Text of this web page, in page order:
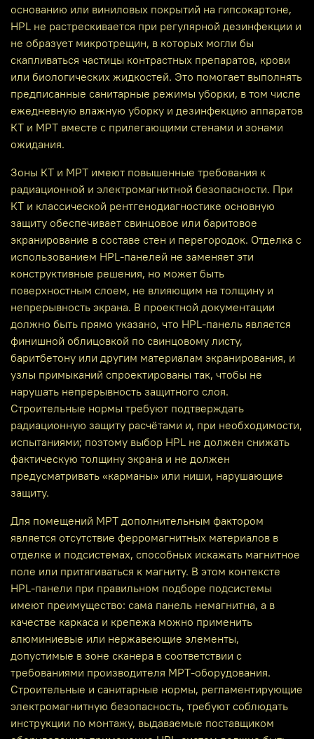
основанию или виниловых покрытий на гипсокартоне,
HPL не растрескивается при регулярной дезинфекции и
не образует микротрещин, в которых могли бы
скапливаться частицы контрастных препаратов, крови
или биологических жидкостей. Это помогает выполнять
предписанные санитарные режимы уборки, в том числе
ежедневную влажную уборку и дезинфекцию аппаратов
КТ и МРТ вместе с прилегающими стенами и зонами
ожидания.
Зоны КТ и МРТ имеют повышенные требования к
радиационной и электромагнитной безопасности. При
КТ и классической рентгенодиагностике основную
защиту обеспечивает свинцовое или баритовое
экранирование в составе стен и перегородок. Отделка с
использованием HPL‑панелей не заменяет эти
конструктивные решения, но может быть
поверхностным слоем, не влияющим на толщину и
непрерывность экрана. В проектной документации
должно быть прямо указано, что HPL‑панель является
финишной облицовкой по свинцовому листу,
баритбетону или другим материалам экранирования, и
узлы примыканий спроектированы так, чтобы не
нарушать непрерывность защитного слоя.
Строительные нормы требуют подтверждать
радиационную защиту расчётами и, при необходимости,
испытаниями; поэтому выбор HPL не должен снижать
фактическую толщину экрана и не должен
предусматривать «карманы» или ниши, нарушающие
защиту.
Для помещений МРТ дополнительным фактором
является отсутствие ферромагнитных материалов в
отделке и подсистемах, способных искажать магнитное
поле или притягиваться к магниту. В этом контексте
HPL-панели при правильном подборе подсистемы
имеют преимущество: сама панель немагнитна, а в
качестве каркаса и крепежа можно применить
алюминиевые или нержавеющие элементы,
допустимые в зоне сканера в соответствии с
требованиями производителя МРТ‑оборудования.
Строительные и санитарные нормы, регламентирующие
электромагнитную безопасность, требуют соблюдать
инструкции по монтажу, выдаваемые поставщиком